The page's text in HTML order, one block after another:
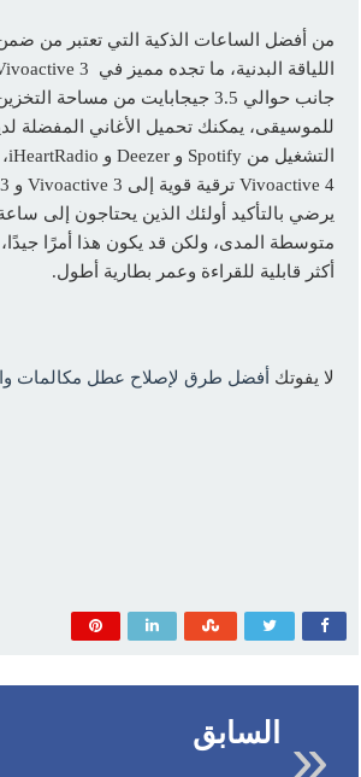
من أفضل الساعات الذكية التي تعتبر من
جانب حوالي 3.5 جيجابايت من مساحة
للموسيقى، يمكنك تحميل الأغاني المفضلة
يرضي بالتأكيد أولئك الذين يحتاجون إلى
متوسطة المدى، ولكن قد يكون هذا أمرًا
أكثر قابلية للقراءة وعمر بطارية أطول.
لا يفوتك أفضل طرق لإصلاح عطل مكالمات
السابق